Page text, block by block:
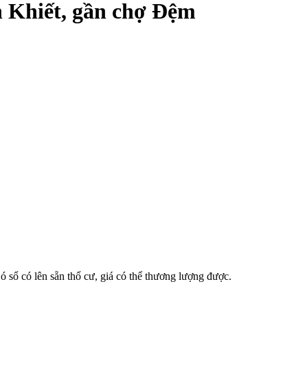
Khiết, gần chợ Đệm
có lên sẵn thổ cư, giá có thể thương lượng được.